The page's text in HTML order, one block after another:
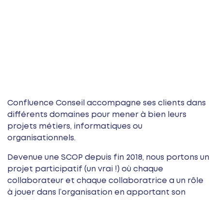
Confluence Conseil accompagne ses clients dans
différents domaines pour mener à bien leurs
projets métiers, informatiques ou
organisationnels.
Devenue une SCOP depuis fin 2018, nous portons un
projet participatif (un vrai !) où chaque
collaborateur et chaque collaboratrice a un rôle
à jouer dans l’organisation en apportant son